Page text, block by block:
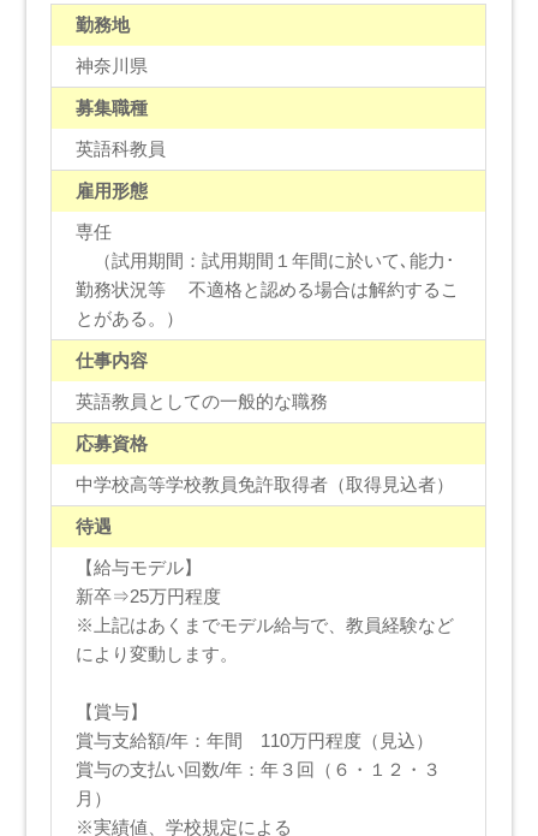
勤務地
神奈川県
募集職種
英語科教員
雇用形態
専任
（試用期間：試用期間１年間に於いて､能力･
勤務状況等 不適格と認める場合は解約するこ
とがある。）
仕事内容
英語教員としての一般的な職務
応募資格
中学校高等学校教員免許取得者（取得見込者）
待遇
【給与モデル】
新卒⇒25万円程度
※上記はあくまでモデル給与で、教員経験など
により変動します。
【賞与】
賞与支給額/年：年間 110万円程度（見込）
賞与の支払い回数/年：年３回（６・１２・３
月）
※実績値、学校規定による